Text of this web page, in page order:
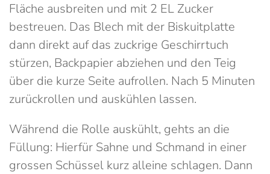
Fläche ausbreiten und mit 2 EL Zucker
bestreuen. Das Blech mit der Biskuitplatte
dann direkt auf das zuckrige Geschirrtuch
stürzen, Backpapier abziehen und den Teig
über die kurze Seite aufrollen. Nach 5 Minuten
zurückrollen und auskühlen lassen.
Während die Rolle auskühlt, gehts an die
Füllung: Hierfür Sahne und Schmand in einer
grossen Schüssel kurz alleine schlagen. Dann